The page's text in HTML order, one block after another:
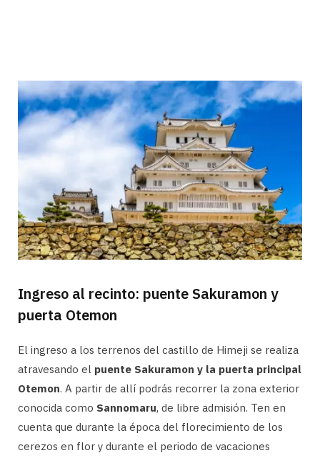
Ingreso al recinto: puente Sakuramon y
puerta Otemon
El ingreso a los terrenos del castillo de Himeji se realiza
atravesando el puente Sakuramon y la puerta principal
Otemon. A partir de allí podrás recorrer la zona exterior
conocida como Sannomaru, de libre admisión. Ten en
cuenta que durante la época del florecimiento de los
cerezos en flor y durante el periodo de vacaciones